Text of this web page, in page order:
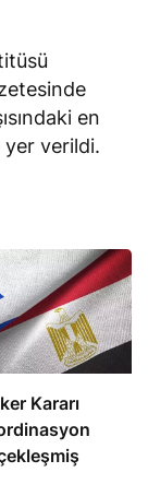
en
verildi.
Kararı